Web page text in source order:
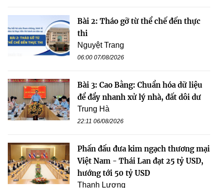
Bài 2: Tháo gỡ từ thể chế đến thực
thi
Nguyệt Trang
06:00 07/08/2026
Bài 3: Cao Bằng: Chuẩn hóa dữ liệu
để đẩy nhanh xử lý nhà, đất dôi dư
Trung Hà
22:11 06/08/2026
Phấn đấu đưa kim ngạch thương mại
Việt Nam - Thái Lan đạt 25 tỷ USD,
hướng tới 50 tỷ USD
Thanh Lương